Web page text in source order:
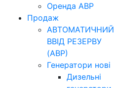
Оренда АВР
Продаж
АВТОМАТИЧНИЙ
ВВІД РЕЗЕРВУ
(АВР)
Генератори нові
Дизельні